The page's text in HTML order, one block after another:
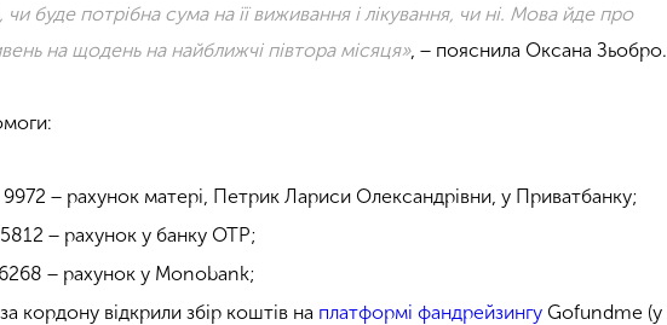
чи буде потрібна сума на її виживання і лікування, чи ні. Мова йде про
на щодень на найближчі півтора місяця», − пояснила Оксана Зьобро.
− рахунок матері, Петрик Лариси Олександрівни, у Приватбанку;
− рахунок у банку ОТР;
− рахунок у Мonobank;
кордону відкрили збір коштів на платформі фандрейзингу Gofundme (у